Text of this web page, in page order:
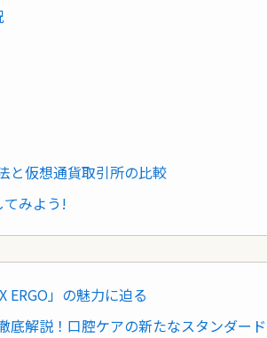
と仮想通貨取引所の比較
みよう!
ERGO」の魅力に迫る
解説！口腔ケアの新たなスタンダード